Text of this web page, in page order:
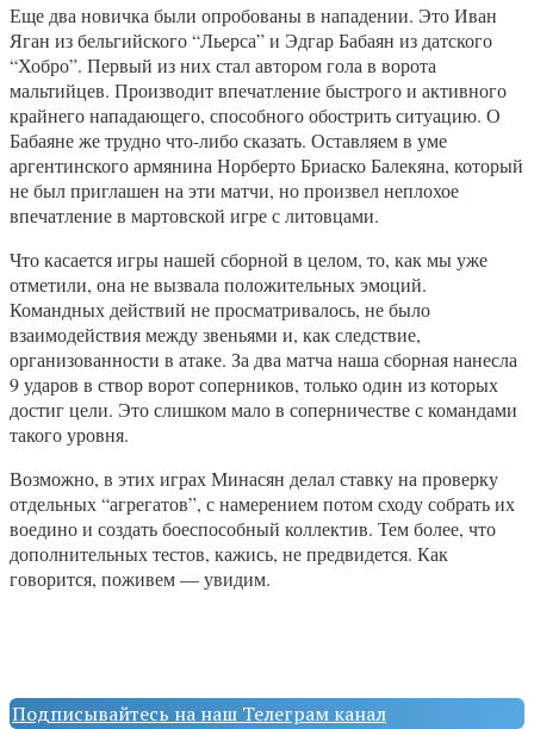
Еще два новичка были опробованы в нападении. Это Иван
Яган из бельгийского “Льерса” и Эдгар Бабаян из датского
“Хобро”. Первый из них стал автором гола в ворота
мальтийцев. Производит впечатление быстрого и активного
крайнего нападающего, способного обострить ситуацию. О
Бабаяне же трудно что-либо сказать. Оставляем в уме
аргентинского армянина Норберто Бриаско Балекяна, который
не был приглашен на эти матчи, но произвел неплохое
впечатление в мартовской игре с литовцами.
Что касается игры нашей сборной в целом, то, как мы уже
отметили, она не вызвала положительных эмоций.
Командных действий не просматривалось, не было
взаимодействия между звеньями и, как следствие,
организованности в атаке. За два матча наша сборная нанесла
9 ударов в створ ворот соперников, только один из которых
достиг цели. Это слишком мало в соперничестве с командами
такого уровня.
Возможно, в этих играх Минасян делал ставку на проверку
отдельных “агрегатов”, с намерением потом сходу собрать их
воедино и создать боеспособный коллектив. Тем более, что
дополнительных тестов, кажись, не предвидется. Как
говорится, поживем — увидим.
Подписывайтесь на наш Телеграм канал